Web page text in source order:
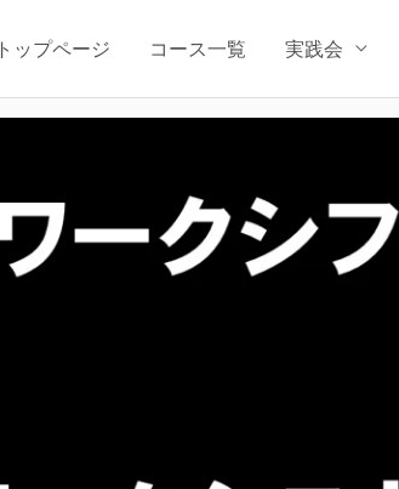
トップページ コース一覧 実践会